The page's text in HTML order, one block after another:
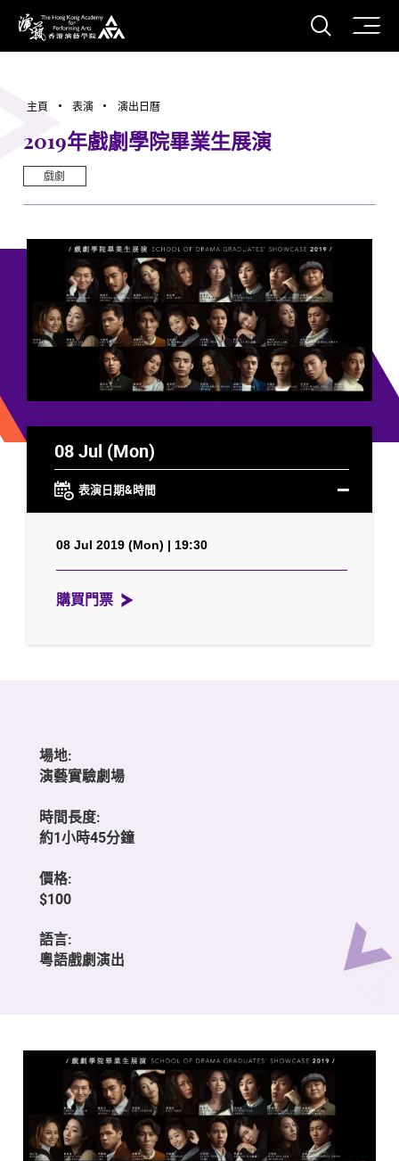
香港演藝學院
打開
主頁 表演 演出日曆
2019年戲劇學院畢業生展演
戲劇
08 Jul (Mon)
表演日期&時間
08 Jul 2019 (Mon) | 19:30
購買門票
場地:
演藝實驗劇場
時間長度:
約1小時45分鐘
價格:
$100
語言:
粵語戲劇演出